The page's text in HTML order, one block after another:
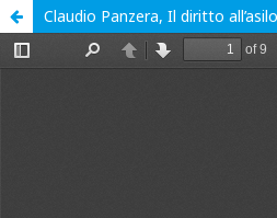
Claudio Panzera, Il diritto